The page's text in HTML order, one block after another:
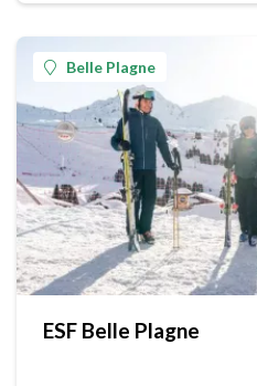
Belle Plagne
ESF Belle Plagne